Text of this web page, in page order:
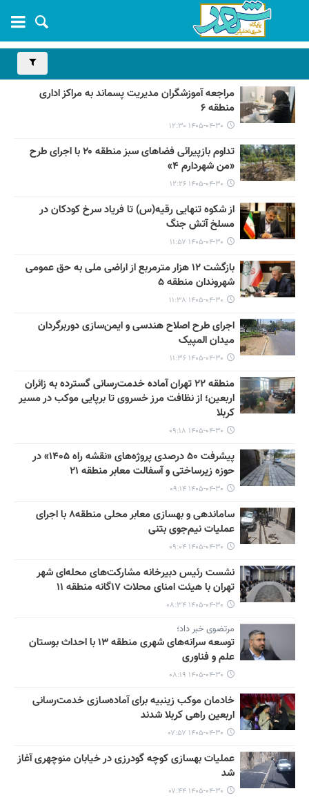
مراجعه آموزشگران مدیریت پسماند به مراکز اداری
منطقه ۶
۱۴۰۵-۰۴-۳۰ ۱۲:۳۰
تداوم بازپیرائی فضاهای سبز منطقه ۲۰ با اجرای طرح
«من شهردارم ۴»
۱۴۰۵-۰۴-۳۰ ۱۲:۲۶
از شکوه تنهایی رقیه(س) تا فریاد سرخ کودکان در
مسلخ آتش جنگ
۱۴۰۵-۰۴-۳۰ ۱۱:۵۷
بازگشت ۱۲ هزار مترمربع از اراضی ملی به حق عمومی
شهروندان منطقه ۵
۱۴۰۵-۰۴-۳۰ ۱۱:۳۸
اجرای طرح اصلاح هندسی و ایمن‌سازی دوربرگردان
میدان المپیک
۱۴۰۵-۰۴-۳۰ ۱۱:۳۶
منطقه ۲۲ تهران آماده خدمت‌رسانی گسترده به زائران
اربعین؛ از نظافت مرز خسروی تا برپایی موکب در مسیر
کربلا
۱۴۰۵-۰۴-۳۰ ۰۹:۱۸
پیشرفت ۵۰ درصدی پروژه‌های «نقشه راه ۱۴۰۵» در
حوزه زیرساختی و آسفالت معابر منطقه ۲۱
۱۴۰۵-۰۴-۳۰ ۰۹:۱۴
ساماندهی و بهسازی معابر محلی منطقه۸ با اجرای
عملیات نیم‌جوی بتنی
۱۴۰۵-۰۴-۳۰ ۰۹:۰۴
نشست رئیس دبیرخانه مشارکت‌های محله‌ای شهر
تهران با هیئت امنای محلات ۱۷گانه منطقه ۱۱
۱۴۰۵-۰۴-۳۰ ۰۸:۳۴
مرتضوی خبر داد؛
توسعه سرانه‌های شهری منطقه ۱۳ با احداث بوستان
علم و فناوری
۱۴۰۵-۰۴-۳۰ ۰۸:۱۹
خادمان موکب زینبیه برای آماده‌سازی خدمت‌رسانی
اربعین راهی کربلا شدند
۱۴۰۵-۰۴-۳۰ ۰۷:۵۷
عملیات بهسازی کوچه گودرزی در خیابان منوچهری آغاز
شد
۱۴۰۵-۰۴-۳۰ ۰۷:۴۴